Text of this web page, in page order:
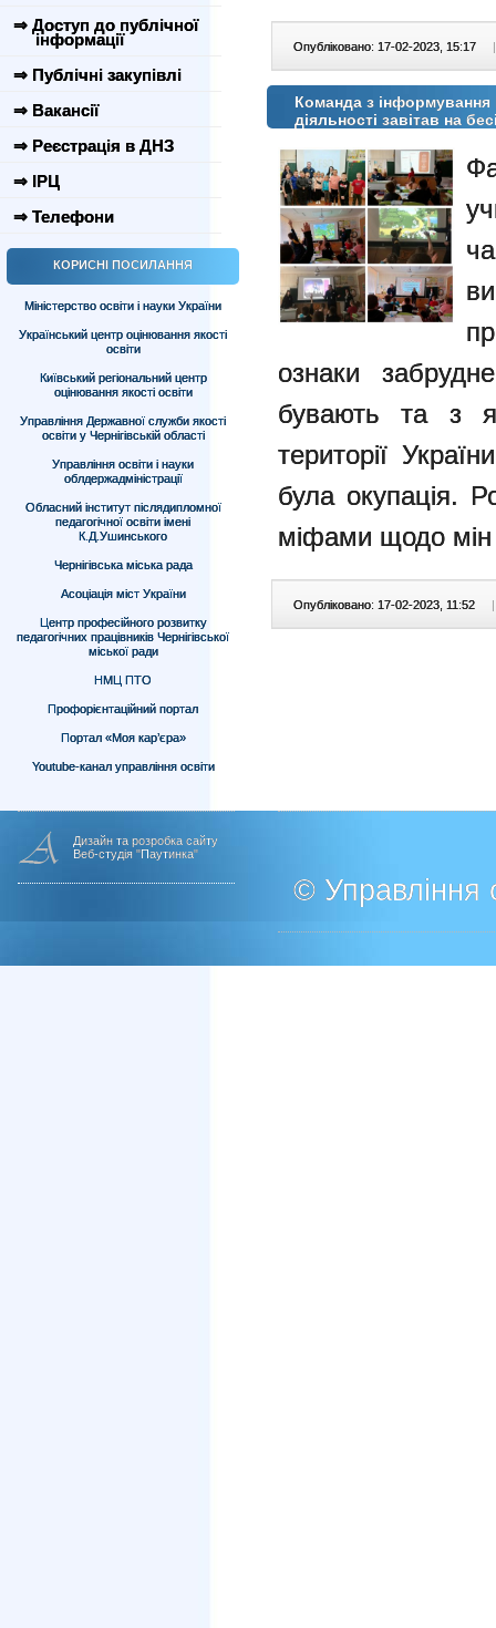
⇒ Доступ до публічної
інформації
⇒ Публічні закупівлі
⇒ Вакансії
⇒ Реєстрація в ДНЗ
⇒ ІРЦ
⇒ Телефони
КОРИСНІ ПОСИЛАННЯ
Міністерство освіти і науки України
Український центр оцінювання якості
освіти
Київський регіональний центр
оцінювання якості освіти
Управління Державної служби якості
освіти у Чернігівській області
Управління освіти і науки
облдержадміністрації
Обласний інститут післядипломної
педагогічної освіти імені
К.Д.Ушинського
Чернігівська міська рада
Асоціація міст України
Центр професійного розвитку
педагогічних працівників Чернігівської
міської ради
НМЦ ПТО
Профорієнтаційний портал
Портал «Моя кар’єра»
Youtube-канал управління освіти
Опубліковано: 17-02-2023, 15:17 |
Команда з
діяльності завітав на
ознаки
бувають та з
території
була окупація.
міфами щодо мін
Опубліковано: 17-02-2023, 11:52 |
Дизайн та розробка сайту
Веб-студія "Паутинка"
© Управління